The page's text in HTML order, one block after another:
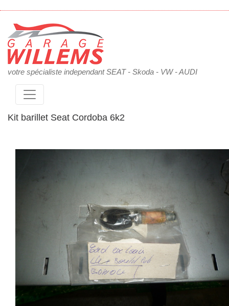
votre spécialiste independant SEAT - Skoda - VW - AUDI
Kit barillet Seat Cordoba 6k2